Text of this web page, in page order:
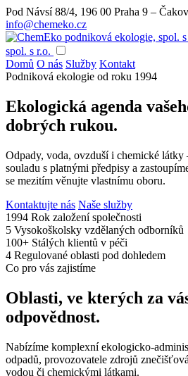
Pod Návsí 88/4, 196 00 Praha 9 –
info@chemeko.cz
spol. s r.o.
Domů O nás Služby Kontakt
Podniková ekologie od roku 1994
Ekologická agenda
dobrých rukou.
Odpady, voda, ovzduší i chemické látky
souladu s platnými předpisy a
se mezitím věnujte vlastnímu oboru.
Kontaktujte nás Naše služby
1994 Rok založení společnosti
5 Vysokoškolsky vzdělaných odborníků
100+ Stálých klientů v péči
4 Regulované oblasti pod dohledem
Co pro vás zajistíme
Oblasti, ve kterých za
odpovědnost.
Nabízíme komplexní ekologicko-
odpadů, provozovatele zdrojů
vodou či chemickými látkami.